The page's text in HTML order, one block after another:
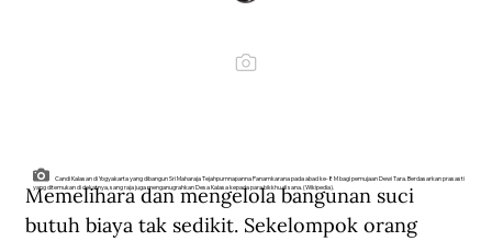
Candi Kalasan di Yogyakarta yang dibangun Sri Maharaja Tejahpurnnapanna Panamkarana pada abad ke-8 M bagi pemujaan Dewi Tara. Berdasarkan prasasti
yang ditemukan di dekatnya, sang raja juga menganugrahkan Desa Kalasa kepada para bikkhu di sana. (Wikipedia).
Memelihara dan mengelola bangunan suci
butuh biaya tak sedikit. Sekelompok orang